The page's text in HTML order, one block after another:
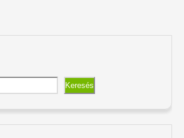
Keresés